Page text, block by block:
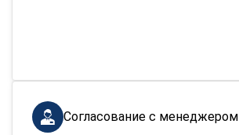
Согласование с менеджером